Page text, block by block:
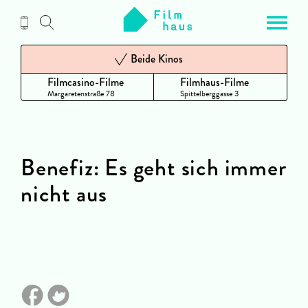
Inhalt
Filmcasino-Filme
Margaretenstraße 78
Beide Kinos
Filmhaus-Filme
Spittelberggasse 3
Benefiz: Es geht sich immer
nicht aus